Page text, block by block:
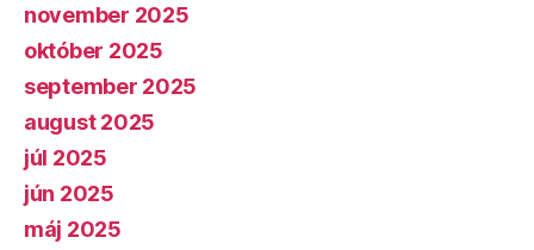
november 2025
október 2025
september 2025
august 2025
júl 2025
jún 2025
máj 2025